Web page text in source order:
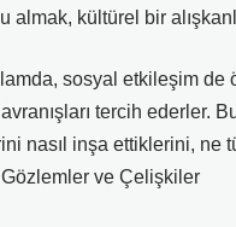
almak, kültürel bir
sosyal etkileşim de
tercih ederler.
nasıl inşa ettiklerini, ne
ve Çelişkiler